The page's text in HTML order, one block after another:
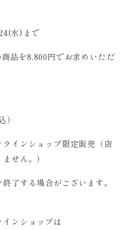
水)まで
品を8,800円でお求めいただ
インショップ限定販売（店
せん。）
了する場合がございます。
ンショップは